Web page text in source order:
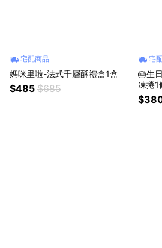
宅配商品
媽咪里啦-法式千層酥禮盒1盒
$485 $685
宅
🎂生
凍捲1
千層1
定｜